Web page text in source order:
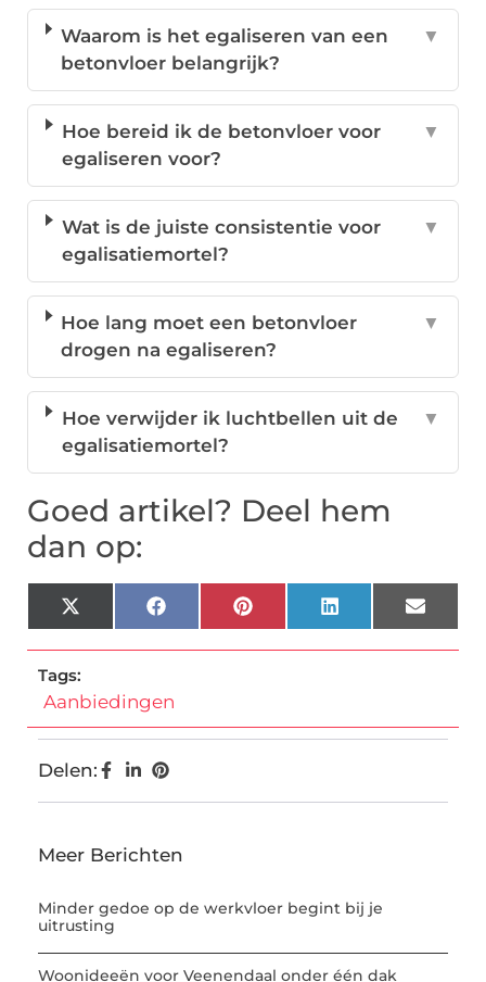
Waarom is het egaliseren van een
betonvloer belangrijk?
▼
Hoe bereid ik de betonvloer voor
egaliseren voor?
▼
Wat is de juiste consistentie voor
egalisatiemortel?
▼
Hoe lang moet een betonvloer
drogen na egaliseren?
▼
Hoe verwijder ik luchtbellen uit de
egalisatiemortel?
▼
Goed artikel? Deel hem
dan op:
X
(Twitter)
FacebookPinterestLinkedInEmail
Tags:
Aanbiedingen
Delen:
Meer Berichten
Minder gedoe op de werkvloer begint bij je
uitrusting
Woonideeën voor Veenendaal onder één dak